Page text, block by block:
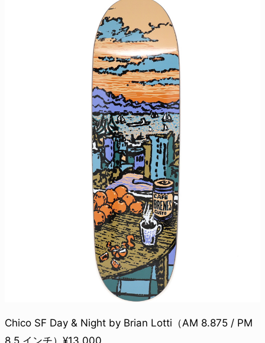
Chico SF Day & Night by Brian Lotti（AM 8.875 / PM
8.5 インチ）¥13,000